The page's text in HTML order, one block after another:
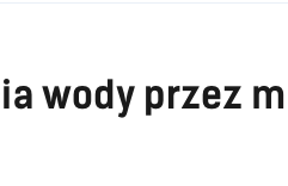
wody przez